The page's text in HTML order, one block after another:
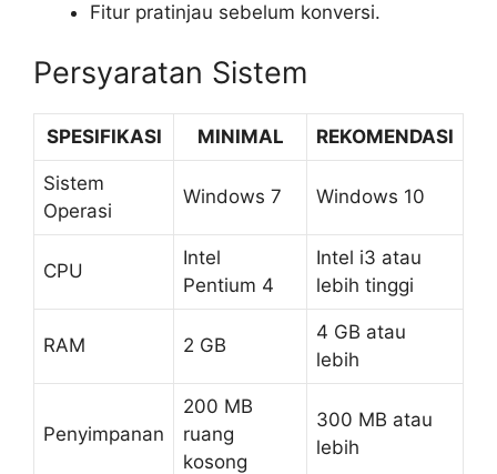
Fitur pratinjau sebelum konversi.
Persyaratan Sistem
SPESIFIKASI MINIMAL REKOMENDASI
Sistem
Operasi
Windows 7 Windows 10
CPU
Intel
Pentium 4
Intel i3 atau
lebih tinggi
RAM 2 GB
4 GB atau
lebih
Penyimpanan
200 MB
ruang
kosong
300 MB atau
lebih